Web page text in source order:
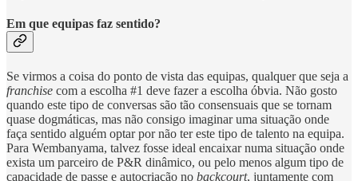
Em que equipas faz sentido?
Se virmos a coisa do ponto de vista das equipas, qualquer que seja a
franchise com a escolha #1 deve fazer a escolha óbvia. Não gosto
quando este tipo de conversas são tão consensuais que se tornam
quase dogmáticas, mas não consigo imaginar uma situação onde
faça sentido alguém optar por não ter este tipo de talento na equipa.
Para Wembanyama, talvez fosse ideal encaixar numa situação onde
exista um parceiro de P&R dinâmico, ou pelo menos algum tipo de
capacidade de passe e autocriação no backcourt, juntamente com